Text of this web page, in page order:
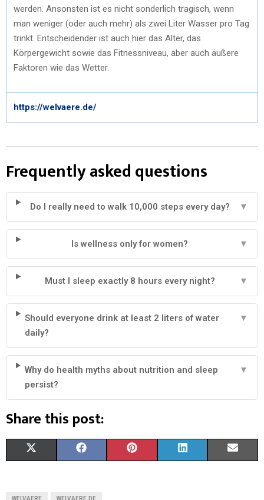
werden. Ansonsten ist es nicht sonderlich tragisch, wenn
man weniger (oder auch mehr) als zwei Liter Wasser pro Tag
trinkt. Entscheidender ist auch hier das Alter, das
Körpergewicht sowie das Fitnessniveau, aber auch äußere
Faktoren wie das Wetter.
https://welvaere.de/
Frequently asked questions
Do I really need to walk 10,000 steps every day? ▼
Is wellness only for women? ▼
Must I sleep exactly 8 hours every night? ▼
Should everyone drink at least 2 liters of water
daily?
▼
Why do health myths about nutrition and sleep
persist?
▼
Share this post:
WELVAERE WELVAERE.DE